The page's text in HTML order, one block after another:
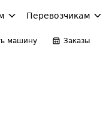
Перевозчикам
машину Заказы